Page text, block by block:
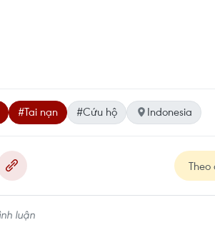
#Tai nạn #Cứu hộ Indonesia
Theo